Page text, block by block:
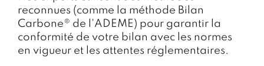
reconnues (comme la méthode Bilan
Carbone® de l'ADEME) pour garantir la
conformité de votre bilan avec les normes
en vigueur et les attentes réglementaires.